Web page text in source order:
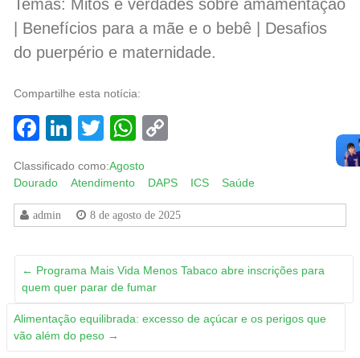
Temas: Mitos e verdades sobre amamentação
| Benefícios para a mãe e o bebê | Desafios
do puerpério e maternidade.
Compartilhe esta notícia:
Facebook
LinkedIn
TwitterWhatsApp
Classificado como:Agosto
Dourado
Atendimento DAPS ICS Saúde
admin 8 de agosto de 2025
← Programa Mais Vida Menos Tabaco abre inscrições para
quem quer parar de fumar
Alimentação equilibrada: excesso de açúcar e os perigos que
vão além do peso →